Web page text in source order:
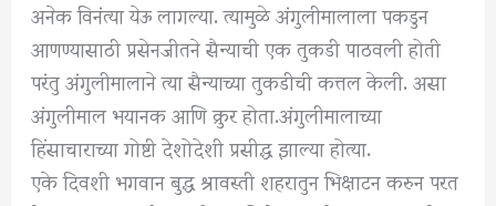
अनेक विनंत्या येऊ लागल्या. त्यामुळे अंगुलीमालाला पकडुन
आणण्यासाठी प्रसेनजीतने सैन्याची एक तुकडी पाठवली होती
परंतु अंगुलीमालाने त्या सैन्याच्या तुकडीची कत्तल केली. असा
अंगुलीमाल भयानक आणि क्रुर होता.अंगुलीमालाच्या
हिंसाचाराच्या गोष्टी देशोदेशी प्रसीद्ध झाल्या होत्या.
एके दिवशी भगवान बुद्ध श्रावस्ती शहरातुन भिक्षाटन करुन परत